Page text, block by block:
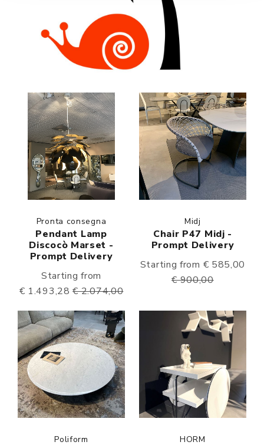
Pronta consegna
Pendant Lamp
Discocò Marset -
Prompt Delivery
Starting from
€ 1.493,28€ 2.074,00
Midj
Chair P47 Midj -
Prompt Delivery
Starting from € 585,00
€ 900,00
Poliform HORM